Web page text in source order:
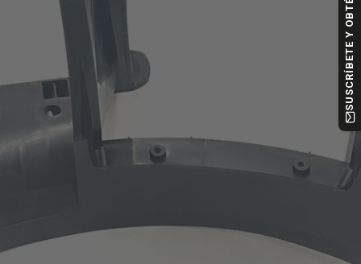
SUSCRÍBETE Y OBTÉN -10%